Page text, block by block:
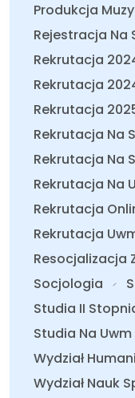
Produkcja
Rejestracja Na
Rekrutacja
Rekrutacja
Rekrutacja
Rekrutacja Na
Rekrutacja Na
Rekrutacja Na
Rekrutacja
Rekrutacja
Resocjalizacja
Socjologia
Studia II
Studia Na Uwm
Wydział
Wydział Nauk